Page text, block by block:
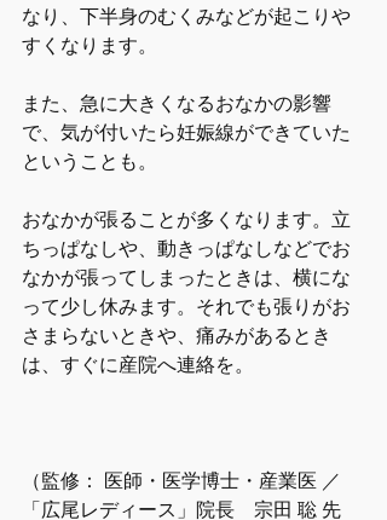
なり、下半身のむくみなどが起こりや
すくなります。
また、急に大きくなるおなかの影響
で、気が付いたら妊娠線ができていた
ということも。
おなかが張ることが多くなります。立
ちっぱなしや、動きっぱなしなどでお
なかが張ってしまったときは、横にな
って少し休みます。それでも張りがお
さまらないときや、痛みがあるとき
は、すぐに産院へ連絡を。
（監修： 医師・医学博士・産業医 ／
「広尾レディース」院長　宗田 聡 先